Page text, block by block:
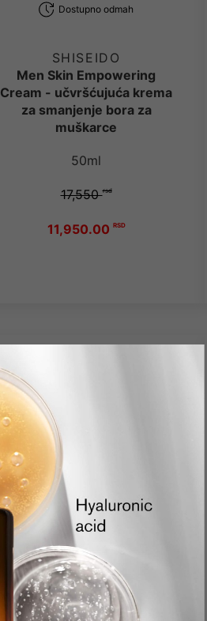
Dostupno odmah
SHISEIDO
Men Skin Empowering
Cream - učvršćujuća krema
za smanjenje bora za
muškarce
50ml
17,550rsd
11,950.00 RSD
Dostupno odmah